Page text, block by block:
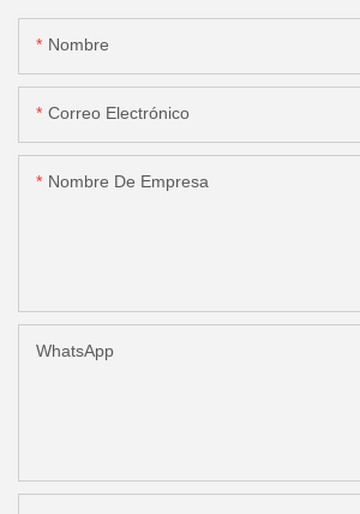
Nombre
Correo Electrónico
Nombre De Empresa
WhatsApp